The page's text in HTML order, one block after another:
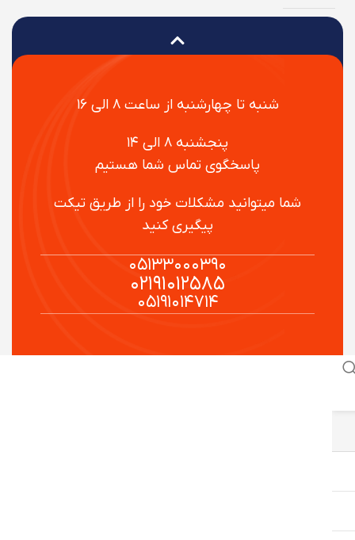
شنبه تا چهارشنبه از ساعت ۸ الی ۱۶
پنجشنبه ۸ الی ۱۴
پاسخگوی تماس شما هستیم
شما میتوانید مشکلات خود را از طریق تیکت
پیگیری کنید
۰۵۱۳۳۰۰۰۳۹۰
۰۲۱۹۱۰۱۲۵۸۵
۰۵۱۹۱۰۱۴۷۱۴